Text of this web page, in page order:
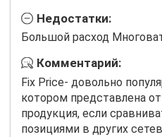
Недостатки:
Большой расход
Комментарий:
Fix Price- довольно
котором представлена
продукция, если
позициями в других